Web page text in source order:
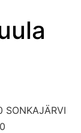
SONKAJÄRVI